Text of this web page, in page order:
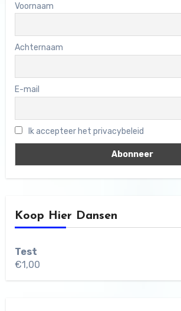
Voornaam
Achternaam
E-mail
Ik accepteer het privacybeleid
Koop Hier Dansen
Test
€1,00